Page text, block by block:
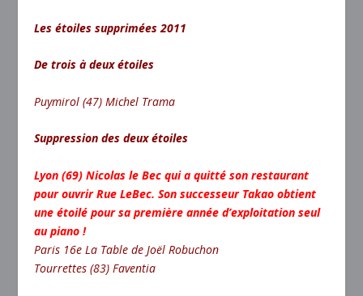
Les étoiles supprimées 2011
De trois à deux étoiles
Puymirol (47)Michel Trama
Suppression des deux étoiles
Lyon (69) Nicolas le Bec qui a quitté son restaurant
pour ouvrir Rue LeBec. Son successeur Takao obtient
une étoilé pour sa première année d’exploitation seul
au piano !
Paris 16e La Table de Joël Robuchon
Tourrettes (83) Faventia